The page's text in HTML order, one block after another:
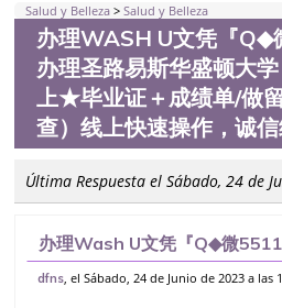
Salud y Belleza >Salud y Belleza
办理WASH U文凭『Q◆
办理圣路易斯华盛顿大
上★毕业证＋成绩单/做
查）线上快速操作，诚
Última Respuesta el Sábado, 24 de
办理Wash U文凭『Q◆微
理圣路易斯华盛顿大学【学历
dfns , el Sábado, 24 de Junio de 2023 a las